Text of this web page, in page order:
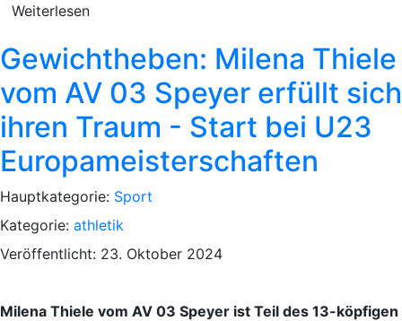
Weiterlesen
Gewichtheben: Milena Thiele
vom AV 03 Speyer erfüllt sich
ihren Traum - Start bei U23
Europameisterschaften
Hauptkategorie: Sport
Kategorie: athletik
Veröffentlicht: 23. Oktober 2024
Milena Thiele vom AV 03 Speyer ist Teil des 13-köpfigen